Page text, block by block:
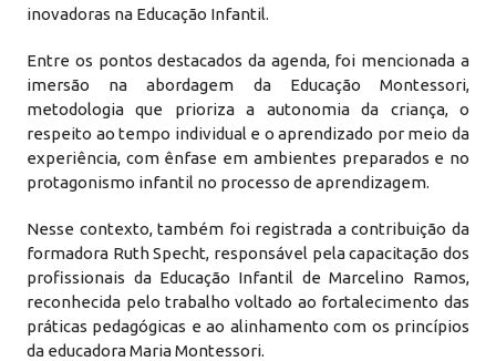
inovadoras na Educação Infantil.
Entre os pontos destacados da agenda, foi mencionada a
imersão na abordagem da Educação Montessori,
metodologia que prioriza a autonomia da criança, o
respeito ao tempo individual e o aprendizado por meio da
experiência, com ênfase em ambientes preparados e no
protagonismo infantil no processo de aprendizagem.
Nesse contexto, também foi registrada a contribuição da
formadora Ruth Specht, responsável pela capacitação dos
profissionais da Educação Infantil de Marcelino Ramos,
reconhecida pelo trabalho voltado ao fortalecimento das
práticas pedagógicas e ao alinhamento com os princípios
da educadora Maria Montessori.